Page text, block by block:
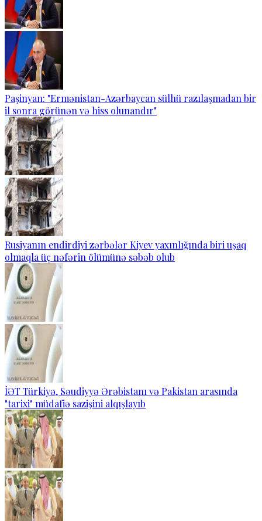
Paşinyan: "Ermənistan-Azərbaycan sülhü razılaşmadan bir
il sonra görünən və hiss olunandır"
Rusiyanın endirdiyi zərbələr Kiyev yaxınlığında biri uşaq
olmaqla üç nəfərin ölümünə səbəb olub
İƏT Türkiyə, Səudiyyə Ərəbistanı və Pakistan arasında
"tarixi" müdafiə sazişini alqışlayıb